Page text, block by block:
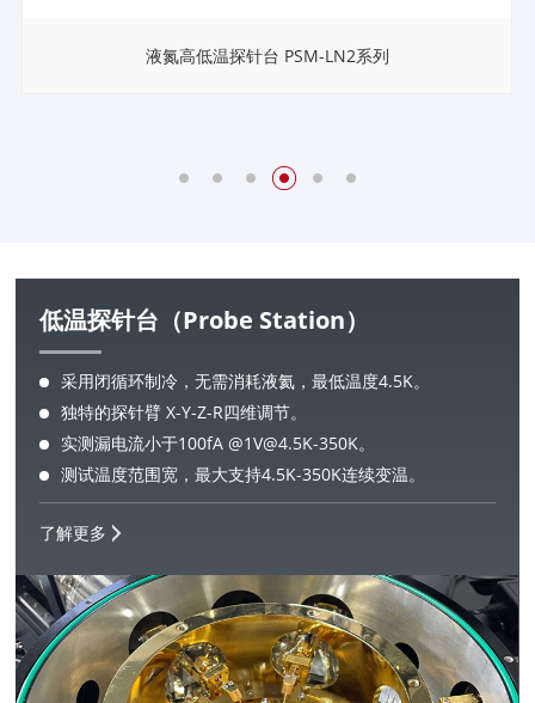
液氮高低温探针台 PSM-LN2系列
低温探针台（Probe Station）
采用闭循环制冷，无需消耗液氦，最低温度4.5K。
独特的探针臂 X-Y-Z-R四维调节。
实测漏电流小于100fA @1V@4.5K-350K。
测试温度范围宽，最大支持4.5K-350K连续变温。
了解更多